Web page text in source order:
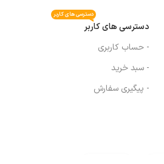
دسترسی های کاربر
دسترسی های کاربر
- حساب کاربری
- سبد خرید
- پیگیری سفارش